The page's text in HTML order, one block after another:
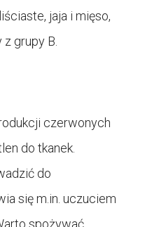
jaja i mięso,
grupy B.
czerwonych
do tkanek.
do
się m.in. uczuciem
spożywać